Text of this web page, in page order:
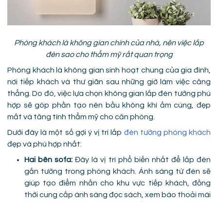
Phòng khách là không gian chính của nhà, nên việc lắp
đèn sao cho thẩm mỹ rất quan trọng
Phòng khách là không gian sinh hoạt chung của gia đình,
nơi tiếp khách và thư giãn sau những giờ làm việc căng
thẳng. Do đó, việc lựa chọn không gian lắp đèn tường phù
hợp sẽ góp phần tạo nên bầu không khí ấm cúng, đẹp
mắt và tăng tính thẩm mỹ cho căn phòng.
Dưới đây là một số gợi ý vị trí lắp đèn tường phòng khách
đẹp và phù hợp nhất:
Hai bên sofa: Đây là vị trí phổ biến nhất để lắp đèn
gắn tường trong phòng khách. Ánh sáng từ đèn sẽ
giúp tạo điểm nhấn cho khu vực tiếp khách, đồng
thời cung cấp ánh sáng đọc sách, xem báo thoải mái